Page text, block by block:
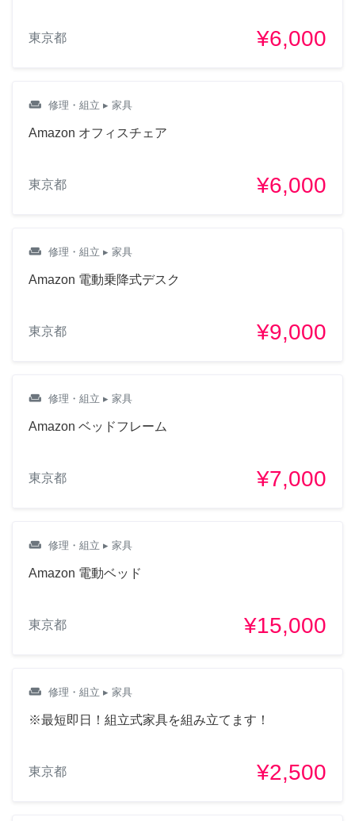
東京都 ¥6,000
weekend 修理・組立 ▸ 家具
Amazon オフィスチェア
東京都 ¥6,000
weekend 修理・組立 ▸ 家具
Amazon 電動乗降式デスク
東京都 ¥9,000
weekend 修理・組立 ▸ 家具
Amazon ベッドフレーム
東京都 ¥7,000
weekend 修理・組立 ▸ 家具
Amazon 電動ベッド
東京都 ¥15,000
weekend 修理・組立 ▸ 家具
※最短即日！組立式家具を組み立てます！
東京都 ¥2,500